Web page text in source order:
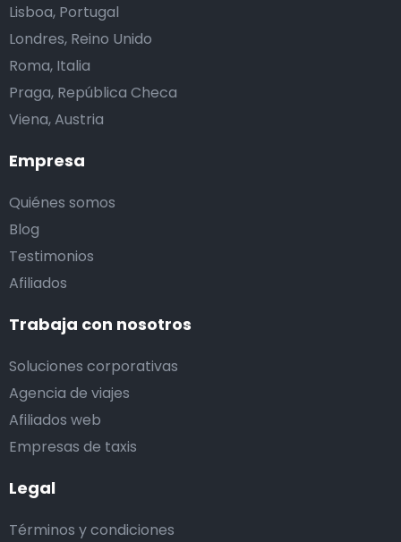
Empresa
Quiénes somos
Blog
Testimonios
Afiliados
Trabaja con nosotros
Soluciones corporativas
Agencia de viajes
Afiliados web
Empresas de taxis
Legal
Términos y condiciones
Lisboa, Portugal
Londres, Reino Unido
Roma, Italia
Praga, República Checa
Viena, Austria